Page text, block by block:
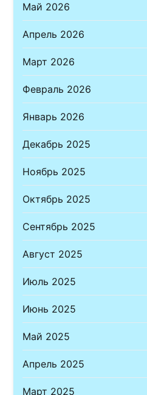
Май 2026
Апрель 2026
Март 2026
Февраль 2026
Январь 2026
Декабрь 2025
Ноябрь 2025
Октябрь 2025
Сентябрь 2025
Август 2025
Июль 2025
Июнь 2025
Май 2025
Апрель 2025
Март 2025